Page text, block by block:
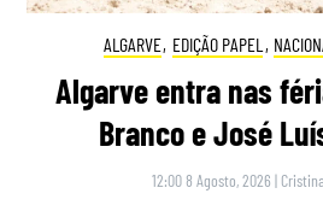
ALGARVE, EDIÇÃO PAPEL ,
Algarve entra nas
Branco e José
12:00 8 Agosto, 2026 |